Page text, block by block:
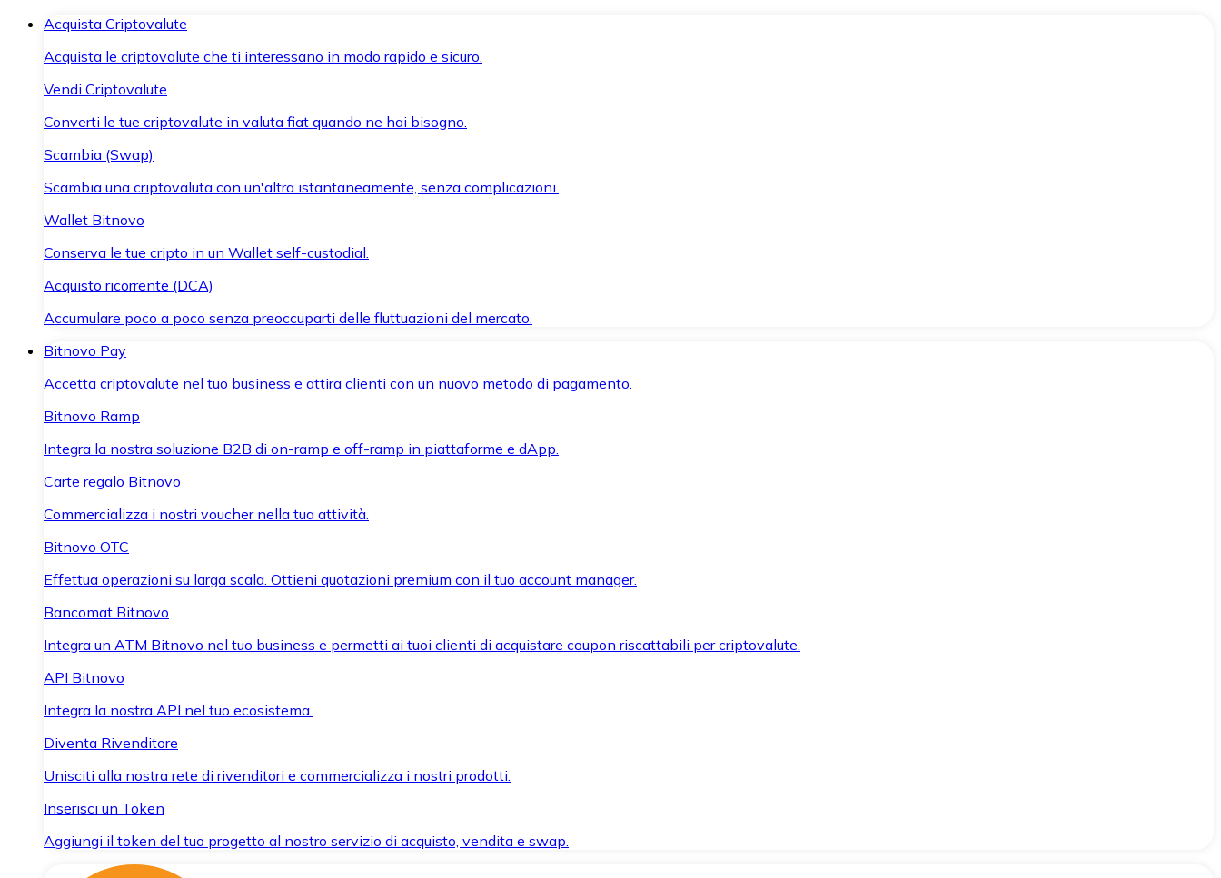
Acquista Criptovalute
Acquista le criptovalute che ti interessano in modo rapido e sicuro.
Vendi Criptovalute
Converti le tue criptovalute in valuta fiat quando ne hai bisogno.
Scambia (Swap)
Scambia una criptovaluta con un'altra istantaneamente, senza complicazioni.
Wallet Bitnovo
Conserva le tue cripto in un Wallet self-custodial.
Acquisto ricorrente (DCA)
Accumulare poco a poco senza preoccuparti delle fluttuazioni del mercato.
Bitnovo Pay
Accetta criptovalute nel tuo business e attira clienti con un nuovo metodo di pagamento.
Bitnovo Ramp
Integra la nostra soluzione B2B di on-ramp e off-ramp in piattaforme e dApp.
Carte regalo Bitnovo
Commercializza i nostri voucher nella tua attività.
Bitnovo OTC
Effettua operazioni su larga scala. Ottieni quotazioni premium con il tuo account manager.
Bancomat Bitnovo
Integra un ATM Bitnovo nel tuo business e permetti ai tuoi clienti di acquistare coupon riscattabili per criptovalute.
API Bitnovo
Integra la nostra API nel tuo ecosistema.
Diventa Rivenditore
Unisciti alla nostra rete di rivenditori e commercializza i nostri prodotti.
Inserisci un Token
Aggiungi il token del tuo progetto al nostro servizio di acquisto, vendita e swap.